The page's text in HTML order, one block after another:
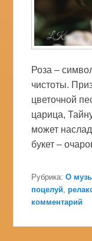
Роза –
чистоты.
цветочной
царица,
может
букет –
Рубрика: О
поцелуй,
комментарий